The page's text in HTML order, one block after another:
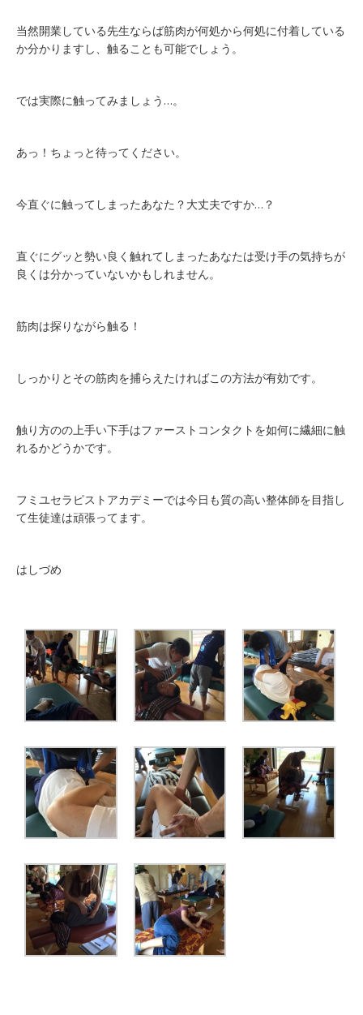
筋
へ
の
当然開業している先生ならば筋肉が何処から何処に付着している
か分かりますし、触ることも可能でしょう。
では実際に触ってみましょう…。
あっ！ちょっと待ってください。
今直ぐに触ってしまったあなた？大丈夫ですか…？
直ぐにグッと勢い良く触れてしまったあなたは受け手の気持ちが
良くは分かっていないかもしれません。
筋肉は探りながら触る！
しっかりとその筋肉を捕らえたければこの方法が有効です。
触り方のの上手い下手はファーストコンタクトを如何に繊細に触
れるかどうかです。
フミユセラピストアカデミーでは今日も質の高い整体師を目指し
て生徒達は頑張ってます。
はしづめ